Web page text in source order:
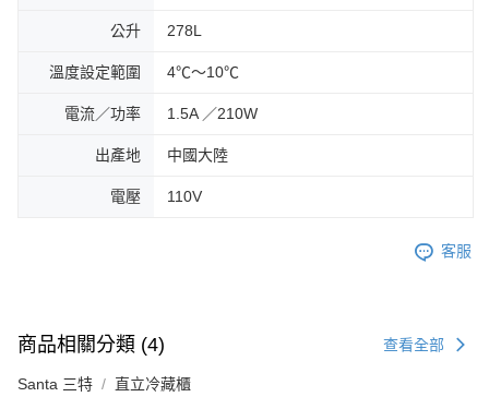
公升 278L
溫度設定範圍 4℃～10℃
電流／功率 1.5A ／210W
出產地 中國大陸
電壓 110V
客服
商品相關分類 (4) 查看全部
Santa 三特 直立冷藏櫃